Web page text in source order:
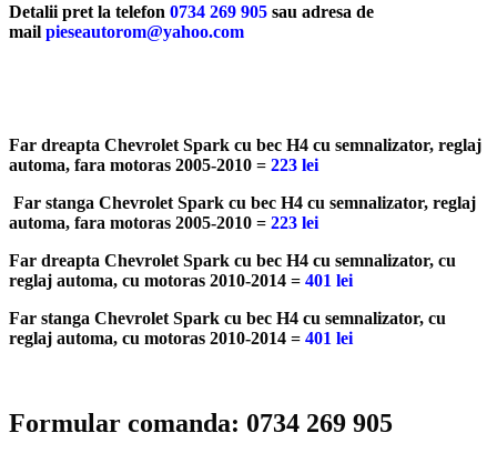
Detalii pret la telefon 0734 269 905 sau adresa de
mail pieseautorom@yahoo.com
Far dreapta Chevrolet Spark cu bec H4 cu semnalizator, reglaj
automa, fara motoras 2005-2010 = 223 lei
Far stanga Chevrolet Spark cu bec H4 cu semnalizator, reglaj
automa, fara motoras 2005-2010 = 223 lei
Far dreapta Chevrolet Spark cu bec H4 cu semnalizator, cu
reglaj automa, cu motoras 2010-2014 = 401 lei
Far stanga Chevrolet Spark cu bec H4 cu semnalizator, cu
reglaj automa, cu motoras 2010-2014 = 401 lei
Formular comanda: 0734 269 905